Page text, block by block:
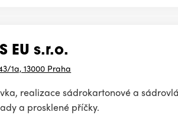
EU s.r.o.
1a, 13000 Praha
realizace sádrokartonové a
a prosklené příčky.